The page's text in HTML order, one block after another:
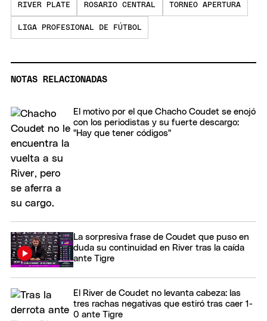
RIVER PLATE ROSARIO CENTRAL TORNEO APERTURA
LIGA PROFESIONAL DE FÚTBOL
NOTAS RELACIONADAS
El motivo por el que Chacho Coudet se enojó
con los periodistas y su fuerte descargo:
"Hay que tener códigos"
La sorpresiva frase de Coudet que puso en
duda su continuidad en River tras la caída
ante Tigre
El River de Coudet no levanta cabeza: las
tres rachas negativas que estiró tras caer 1-
0 ante Tigre